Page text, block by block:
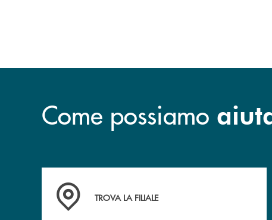
Come possiamo
Accedi all' elenco completo delle filiali
TROVA LA FILIALE